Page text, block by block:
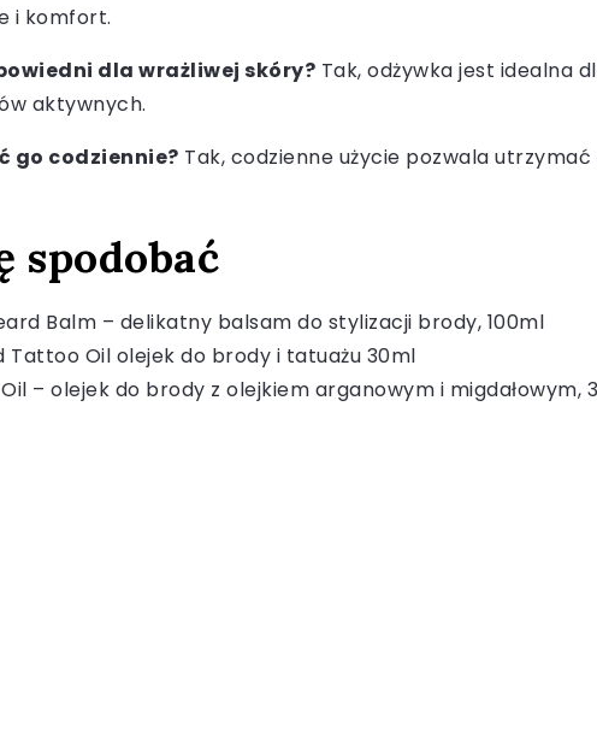
i komfort.
dla wrażliwej skóry? Tak, odżywka jest idealna
aktywnych.
go codziennie? Tak, codzienne użycie pozwala
spodobać
Balm – delikatny balsam do stylizacji brody, 100ml
Tattoo Oil olejek do brody i tatuażu 30ml
– olejek do brody z olejkiem arganowym i migdałowym,